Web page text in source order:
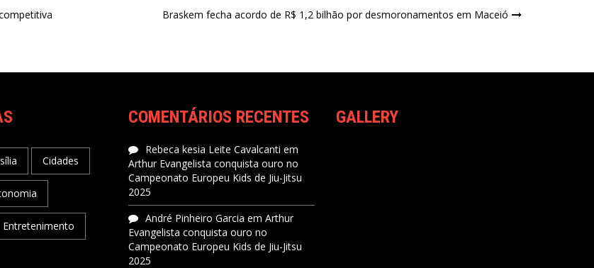
Braskem fecha acordo de R$ 1,2 bilhão por desmoronamentos em Maceió
Cidades
Entretenimento
COMENTÁRIOS RECENTES
Rebeca kesia Leite Cavalcanti em
Arthur Evangelista conquista ouro no
Campeonato Europeu Kids de Jiu-Jitsu
2025
André Pinheiro Garcia em Arthur
Evangelista conquista ouro no
Campeonato Europeu Kids de Jiu-Jitsu
2025
GALLERY